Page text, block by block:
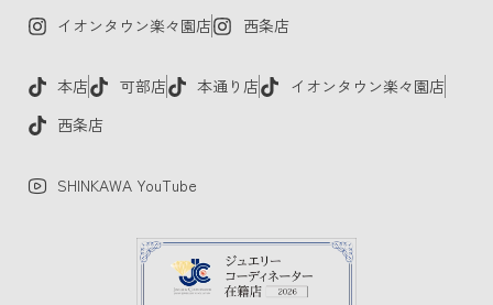
イオンタウン楽々園店
西条店
本店 可部店 本通り店
イオンタウン楽々園店
西条店
SHINKAWA YouTube